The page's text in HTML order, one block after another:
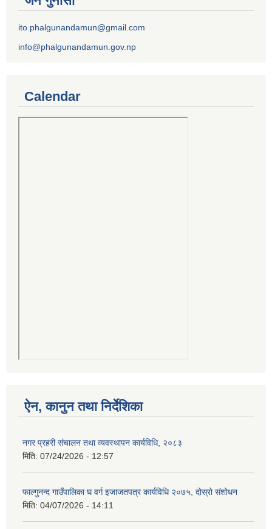
ito.phalgunandamun@gmail.com
info@phalgunandamun.gov.np
Calendar
ऐन, कानुन तथा निर्देशिका
नगर प्रहरी संचालन तथा व्यवस्थापन कार्यविधि, २०८३
मिति: 07/24/2026 - 12:57
फाल्गुनन्द गाउँपालिका घ वर्ग इजाजतपत्र कार्यविधि २०७५, दोस्रो संशोधन
मिति: 04/07/2026 - 14:11